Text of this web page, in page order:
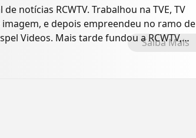
notícias RCWTV. Trabalhou na TVE, TV
e depois empreendeu no ramo de
Videos. Mais tarde fundou a RCWTV,
Saiba Mais